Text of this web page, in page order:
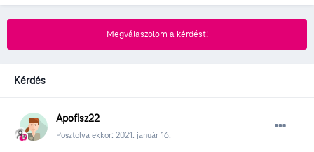
Megválaszolom a kérdést!
Kérdés
Apofisz22
Posztolva ekkor: 2021. január 16.